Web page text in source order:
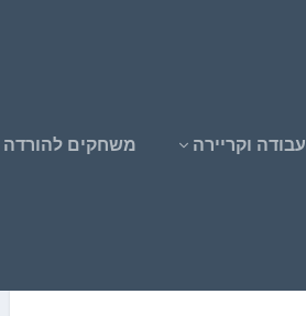
עבודה וקריירה משחקים להורדה